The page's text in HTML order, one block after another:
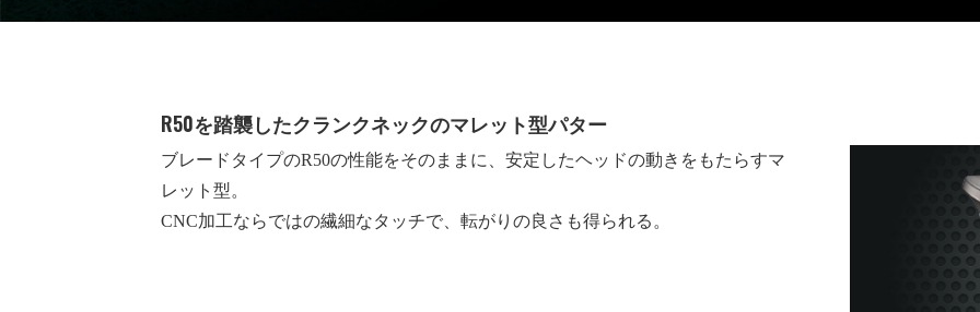
R50を踏襲したクランクネックのマレット型パター
ブレードタイプのR50の性能をそのままに、安定したヘッドの動きをもたらすマ
レット型。
CNC加工ならではの繊細なタッチで、転がりの良さも得られる。